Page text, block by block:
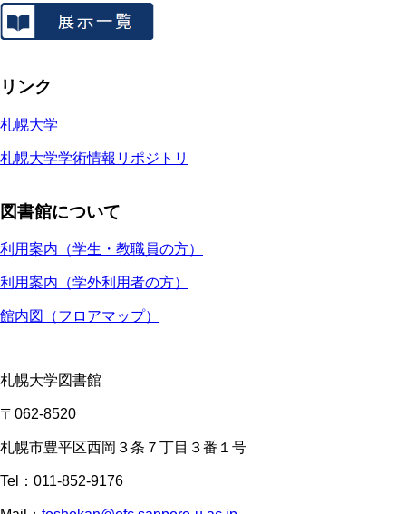
リンク
札幌大学
札幌大学学術情報リポジトリ
図書館について
利用案内（学生・教職員の方）
利用案内（学外利用者の方）
館内図（フロアマップ）
札幌大学図書館
〒062-8520
札幌市豊平区西岡３条７丁目３番１号
Tel：011-852-9176